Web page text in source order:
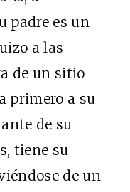
padre es un
a las
de un sitio
primero a su
de su
tiene su
de un